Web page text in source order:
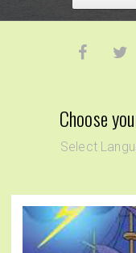
Choose
Select